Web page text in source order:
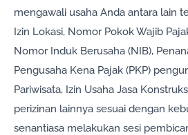
mengawali usaha Anda antara lain
Izin Lokasi, Nomor Pokok Wajib
Nomor Induk Berusaha (NIB),
Pengusaha Kena Pajak (PKP)
Pariwisata, Izin Usaha Jasa
perizinan lainnya sesuai dengan
senantiasa melakukan sesi